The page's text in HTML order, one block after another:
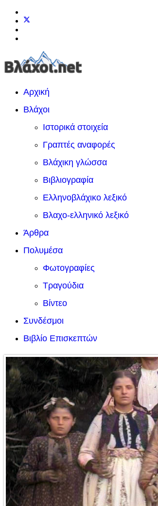
Αρχική
Βλάχοι
Ιστορικά στοιχεία
Γραπτές αναφορές
Βλάχικη γλώσσα
Βιβλιογραφία
Ελληνοβλάχικο λεξικό
Βλαχο-ελληνικό λεξικό
Άρθρα
Πολυμέσα
Φωτογραφίες
Τραγούδια
Βίντεο
Συνδέσμοι
Βιβλίο Επισκεπτών